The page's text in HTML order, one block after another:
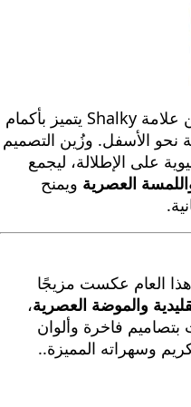
تألقت كندة علوش بقفطان من علامة Shalky يتميز بأكمام
وزُين التصميم
ليجمع
العصريةويمنح
عكست مزيجًا
العصرية،
فاخرة وألوان
المميزة..